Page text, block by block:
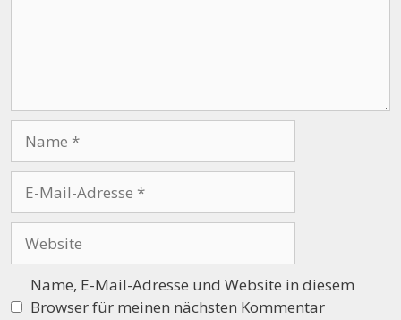
Mail-
Adresse
Name, E-Mail-Adresse und Website in diesem
Browser für meinen nächsten Kommentar